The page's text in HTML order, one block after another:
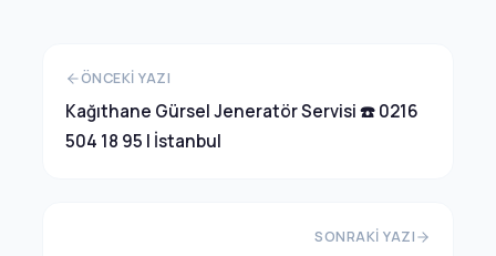
ÖNCEKI YAZI
Kağıthane Gürsel Jeneratör Servisi ☎️ 0216
504 18 95 | İstanbul
SONRAKI YAZI